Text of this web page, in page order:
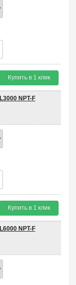
Купить в 1 клик
NPT-F
Купить в 1 клик
NPT-F